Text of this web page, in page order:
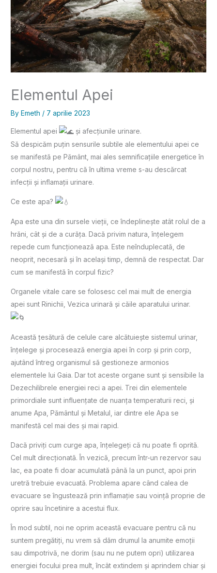
Elementul Apei
By Emeth / 7 aprilie 2023
Elementul apei
și afecțiunile urinare.
Să despicăm puțin sensurile subtile ale elementului apei ce
se manifestă pe Pământ, mai ales semnificațiile energetice în
corpul nostru, pentru că în ultima vreme s-au descărcat
infecții și inflamații urinare.
Ce este apa?
Apa este una din sursele vieții, ce îndeplinește atât rolul de a
hrăni, cât și de a curăța. Dacă privim natura, înțelegem
repede cum funcționează apa. Este neînduplecată, de
neoprit, necesară și în același timp, demnă de respectat. Dar
cum se manifestă în corpul fizic?
Organele vitale care se folosesc cel mai mult de energia
apei sunt Rinichii, Vezica urinară și căile aparatului urinar.
Această țesătură de celule care alcătuiește sistemul urinar,
înțelege și procesează energia apei în corp și prin corp,
ajutând întreg organismul să gestioneze armonios
elementele lui Gaia. Dar tot aceste organe sunt și sensibile la
Dezechilibrele energiei reci a apei. Trei din elementele
primordiale sunt influențate de nuanța temperaturii reci, și
anume Apa, Pământul și Metalul, iar dintre ele Apa se
manifestă cel mai des și mai rapid.
Dacă priviți cum curge apa, înțelegeți că nu poate fi oprită.
Cel mult direcționată. În vezică, precum într-un rezervor sau
lac, ea poate fi doar acumulată până la un punct, apoi prin
uretră trebuie evacuată. Problema apare când calea de
evacuare se îngustează prin inflamație sau voință proprie de
oprire sau încetinire a acestui flux.
În mod subtil, noi ne oprim această evacuare pentru că nu
suntem pregătiți, nu vrem să dăm drumul la anumite emoții
sau dimpotrivă, ne dorim (sau nu ne putem opri) utilizarea
energiei focului prea mult, încât extindem și aprindem chiar și